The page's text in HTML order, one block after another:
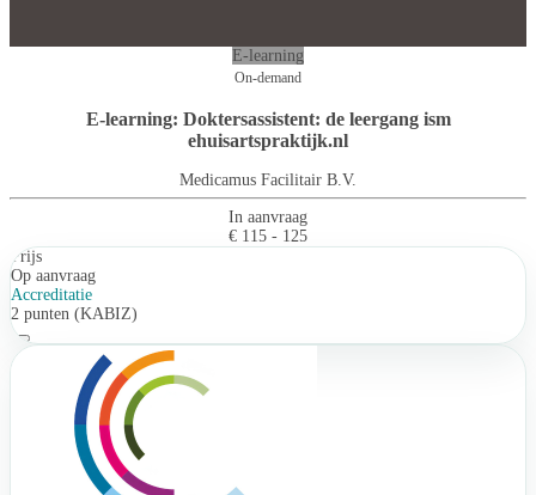
E-learning
On-demand
E-learning: Doktersassistent: de leergang ism
ehuisartspraktijk.nl
Medicamus Facilitair B.V.
In aanvraag
€ 115 - 125
Prijs
Op aanvraag
Accreditatie
2 punten (KABIZ)